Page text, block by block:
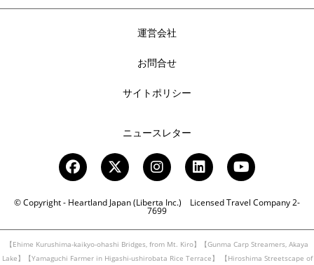
© Copyright - Heartland Japan (Liberta Inc.) Licensed Travel Company 2-
7699
運営会社
お問合せ
サイトポリシー
ニュースレター
【Ehime Kurushima-kaikyo-ohashi Bridges, from Mt. Kiro】【Gunma Carp Streamers, Akaya
Lake】【Yamaguchi Farmer in Higashi-ushirobata Rice Terrace】
【Hiroshima Streetscape of